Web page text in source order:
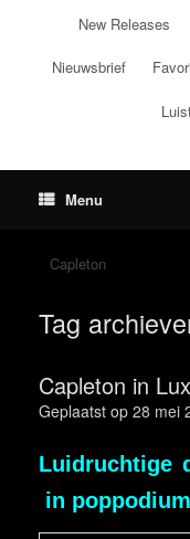
New Releases
Nieuwsbrief
Menu
Capleton
Tag
Capleton in
Geplaatst op 28 mei
Luidruchtige
in